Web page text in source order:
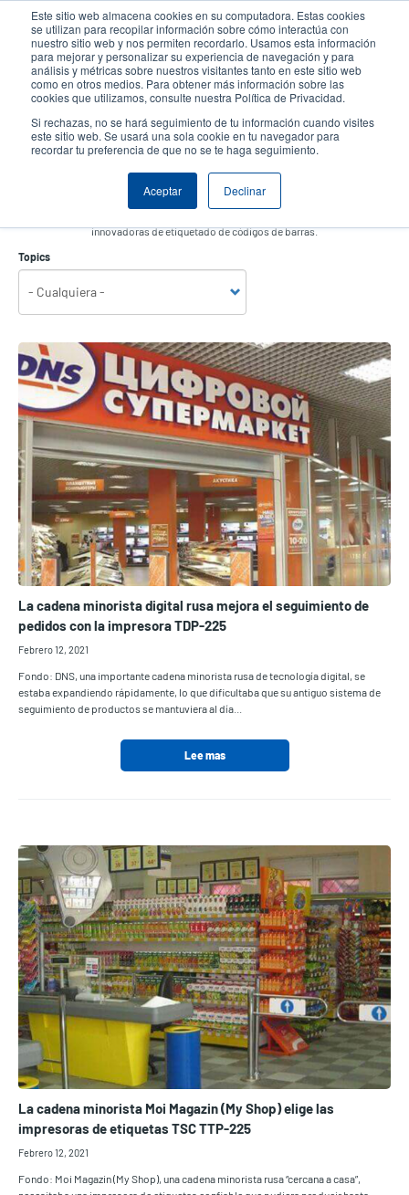
Este sitio web almacena cookies en su computadora. Estas cookies
se utilizan para recopilar información sobre cómo interactúa con
nuestro sitio web y nos permiten recordarlo. Usamos esta información
para mejorar y personalizar su experiencia de navegación y para
análisis y métricas sobre nuestros visitantes tanto en este sitio web
como en otros medios. Para obtener más información sobre las
cookies que utilizamos, consulte nuestra Política de Privacidad.
Si rechazas, no se hará seguimiento de tu información cuando visites
este sitio web. Se usará una sola cookie en tu navegador para
recordar tu preferencia de que no se te haga seguimiento.
Aceptar Declinar
contenido
principal
User
account
menu
User
Header
Selector de productos Soporte Técnico
y verticales en todo el mundo. Vea nuestra colección de historias de éxito para
innovadoras de etiquetado de códigos de barras.
Topics
La cadena minorista digital rusa mejora el seguimiento de
pedidos con la impresora TDP-225
Febrero 12, 2021
Fondo: DNS, una importante cadena minorista rusa de tecnología digital, se
estaba expandiendo rápidamente, lo que dificultaba que su antiguo sistema de
seguimiento de productos se mantuviera al día...
Lee mas
La cadena minorista Moi Magazin (My Shop) elige las
impresoras de etiquetas TSC TTP-225
Febrero 12, 2021
Fondo: Moi Magazin (My Shop), una cadena minorista rusa “cercana a casa”,